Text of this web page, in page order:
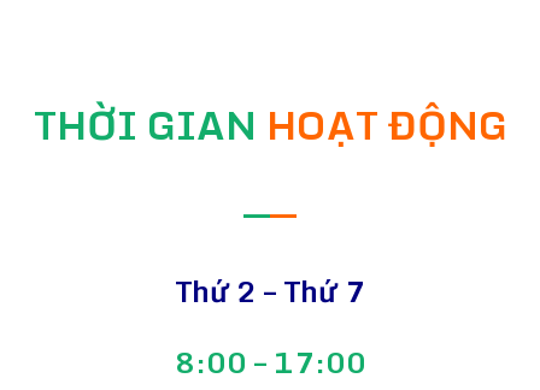
THỜI GIAN HOẠT ĐỘNG
——
Thứ 2 – Thứ 7
8:00 – 17:00